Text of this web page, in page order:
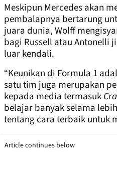
Meskipun Mercedes akan
pembalapnya bertarung
juara dunia, Wolff
bagi Russell atau Antonelli
luar kendali.
“Keunikan di Formula 1
satu tim juga merupakan
kepada media termasuk
belajar banyak selama
tentang cara terbaik untuk
Article continues below